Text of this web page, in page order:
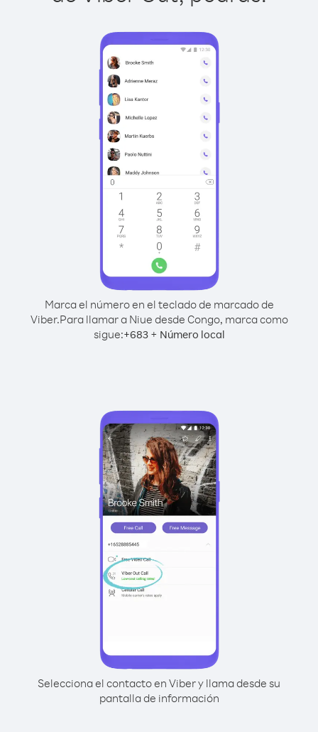
Marca el número en el teclado de marcado de
Viber.Para llamar a Niue desde Congo, marca como
sigue:+683+ Número local
Selecciona el contacto en Viber y llama desde su
pantalla de información